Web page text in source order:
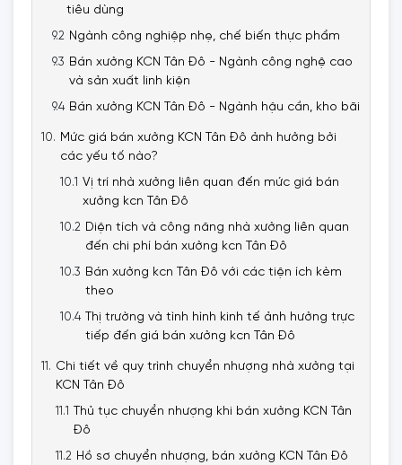
tiêu dùng
Ngành công nghiệp nhẹ, chế biến thực phẩm
Bán xưởng KCN Tân Đô - Ngành công nghệ cao
và sản xuất linh kiện
Bán xưởng KCN Tân Đô - Ngành hậu cần, kho bãi
Mức giá bán xưởng KCN Tân Đô ảnh hưởng bởi
các yếu tố nào?
Vị trí nhà xưởng liên quan đến mức giá bán
xưởng kcn Tân Đô
Diện tích và công năng nhà xưởng liên quan
đến chi phí bán xưởng kcn Tân Đô
Bán xưởng kcn Tân Đô với các tiện ích kèm
theo
Thị trường và tình hình kinh tế ảnh hưởng trực
tiếp đến giá bán xưởng kcn Tân Đô
Chi tiết về quy trình chuyển nhượng nhà xưởng tại
KCN Tân Đô
Thủ tục chuyển nhượng khi bán xưởng KCN Tân
Đô
Hồ sơ chuyển nhượng, bán xưởng KCN Tân Đô